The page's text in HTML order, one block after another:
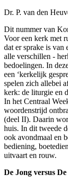
Dr. P. van den
Dit nummer van
Voor een kerk met
dat er sprake is van
alle verschillen -
bedoelingen. In
een ‘kerkelijk
spelen zich allebei
kerk: de liturgie en
In het Centraal
woordenstrijd
(deel II). Daarin
huis. In dit tweede
ook avondmaal en
bediening,
uitvaart en rouw.
De Jong versus